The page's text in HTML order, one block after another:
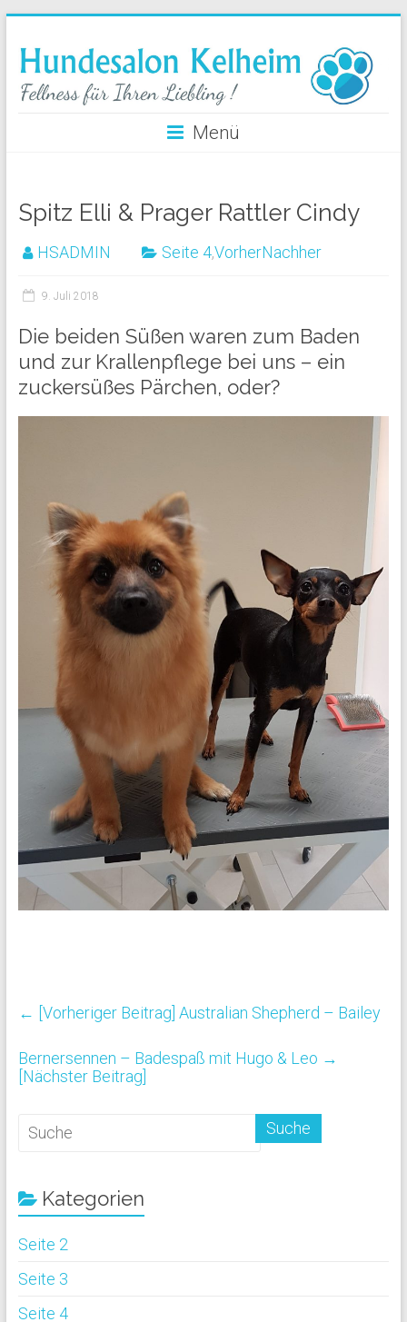
Menü
Spitz Elli & Prager Rattler Cindy
HSADMIN Seite 4,VorherNachher
9. Juli 2018
Die beiden Süßen waren zum Baden
und zur Krallenpflege bei uns – ein
zuckersüßes Pärchen, oder?
← [Vorheriger Beitrag] Australian Shepherd – Bailey
Bernersennen – Badespaß mit Hugo & Leo →
[Nächster Beitrag]
Kategorien
Seite 2
Seite 3
Seite 4